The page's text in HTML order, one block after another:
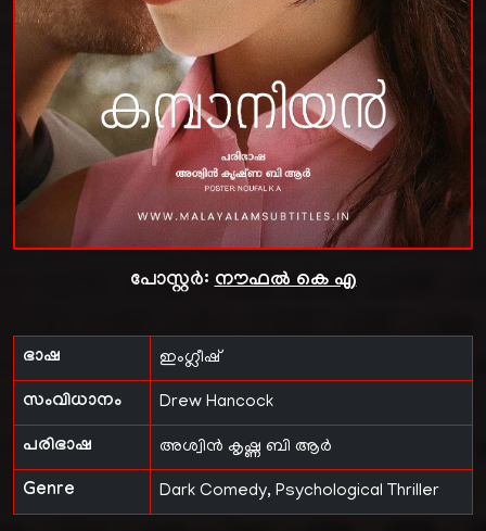
പോസ്റ്റർ:നൗഫൽ കെ എ
ഭാഷ ഇംഗ്ലീഷ്
സംവിധാനം Drew Hancock
പരിഭാഷ അശ്വിൻ കൃഷ്ണ ബി ആർ
Genre Dark Comedy, Psychological Thriller